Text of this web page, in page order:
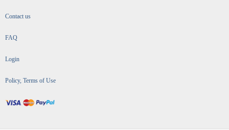
Contact us
FAQ
Login
Policy, Terms of Use